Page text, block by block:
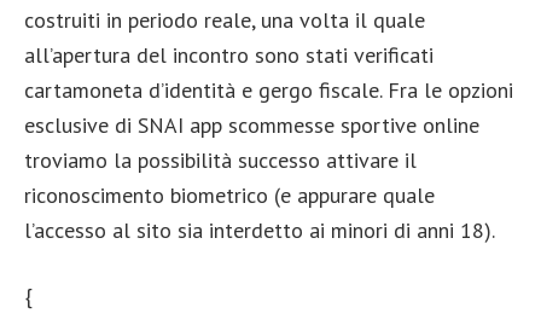
costruiti in periodo reale, una volta il quale
all’apertura del incontro sono stati verificati
cartamoneta d’identità e gergo fiscale. Fra le opzioni
esclusive di SNAI app scommesse sportive online
troviamo la possibilità successo attivare il
riconoscimento biometrico (e appurare quale
l’accesso al sito sia interdetto ai minori di anni 18).
{